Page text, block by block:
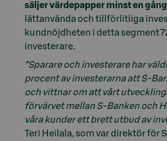
säljer värdepapper minst en
lättanvända och tillförlitliga
kundnöjdheten i detta segment
investerare.
”Sparare och investerare har
procent av investerarna att S-
och vittnar om att vårt
förvärvet mellan S-Banken och
våra kunder ett brett utbud av
Teri Heilala, som var direktör för